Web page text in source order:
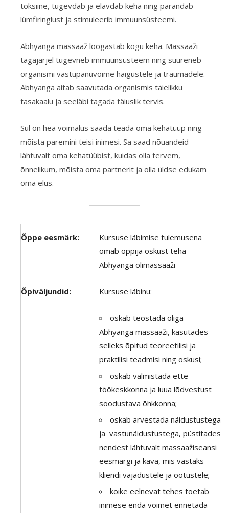
toksiine, tugevdab ja elavdab keha ning parandab
lümfiringlust ja stimuleerib immuunsüsteemi.
Abhyanga massaaž lõõgastab kogu keha. Massaaži
tagajärjel tugevneb immuunsüsteem ning suureneb
organismi vastupanuvõime haigustele ja traumadele.
Abhyanga aitab saavutada organismis täielikku
tasakaalu ja seeläbi tagada täiuslik tervis.
Sul on hea võimalus saada teada oma kehatüüp ning
mõista paremini teisi inimesi. Sa saad nõuandeid
lähtuvalt oma kehatüübist, kuidas olla tervem,
õnnelikum, mõista oma partnerit ja olla üldse edukam
oma elus.
Õppe eesmärk:
Kursuse läbimise tulemusena
omab õppija oskust teha
Abhyanga õlimassaaži
Õpiväljundid: Kursuse läbinu:
oskab teostada õliga
Abhyanga massaaži, kasutades
selleks õpitud teoreetilisi ja
praktilisi teadmisi ning oskusi;
oskab valmistada ette
töökeskkonna ja luua lõdvestust
soodustava õhkkonna;
oskab arvestada näidustustega
ja vastunäidustustega, püstitades
nendest lähtuvalt massaažiseansi
eesmärgi ja kava, mis vastaks
kliendi vajadustele ja ootustele;
kõike eelnevat tehes toetab
inimese enda võimet ennetada